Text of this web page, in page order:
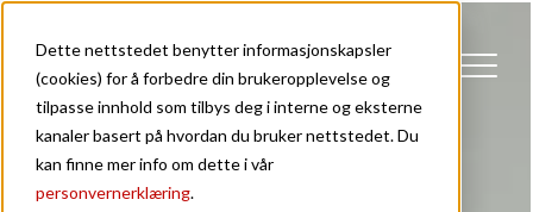
Dette nettstedet benytter informasjonskapsler
(cookies) for å forbedre din brukeropplevelse og
tilpasse innhold som tilbys deg i interne og eksterne
kanaler basert på hvordan du bruker nettstedet. Du
kan finne mer info om dette i vår
personvernerklæring.